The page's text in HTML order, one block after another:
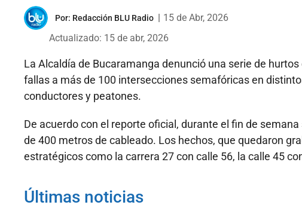
Por: Redacción BLU Radio
15 de Abr, 2026
Actualizado: 15 de abr, 2026
La Alcaldía de Bucaramanga denunció una serie de
fallas a más de 100 intersecciones semafóricas en
conductores y peatones.
De acuerdo con el reporte oficial, durante el fin de
de 400 metros de cableado. Los hechos, que quedaron
estratégicos como la carrera 27 con calle 56, la calle 45
Últimas noticias